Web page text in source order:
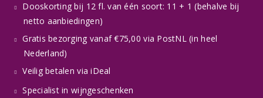
Dooskorting bij 12 fl. van één soort: 11 + 1 (behalve bij
netto aanbiedingen)
Gratis bezorging vanaf €75,00 via PostNL (in heel
Nederland)
Veilig betalen via iDeal
Specialist in wijngeschenken